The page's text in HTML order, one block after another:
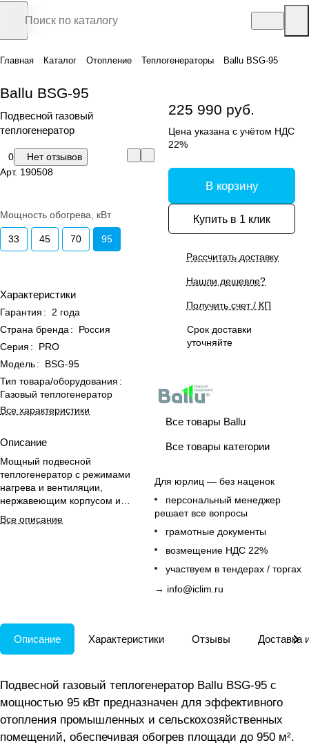
Главная Каталог Отопление Теплогенераторы Ballu BSG-95
Ballu BSG-95
Подвесной газовый
теплогенератор
0
Нет отзывов
Арт. 190508
Мощность обогрева, кВт
33 45 70 95
Характеристики
Гарантия :
2 года
Страна бренда :
Россия
Серия :
PRO
Модель:
BSG-95
Тип товара/оборудования :
Газовый теплогенератор
Все характеристики
Описание
Мощный подвесной
теплогенератор с режимами
нагрева и вентиляции,
нержавеющим корпусом и
защитой IP65 для цехов, складов
и сельхозпомещений.
Все описание
225 990 руб.
Цена указана с учётом НДС
22%
В корзину
Купить в 1 клик
Рассчитать доставку
Нашли дешевле?
Получить счет / КП
Срок доставки
уточняйте
Все товары Ballu
Все товары категории
Для юрлиц — без наценок
персональный менеджер
решает все вопросы
грамотные документы
возмещение НДС 22%
участвуем в тендерах / торгах
→ info@iclim.ru
Описание Характеристики Отзывы Доставка
Подвесной газовый теплогенератор Ballu BSG-95 с
мощностью 95 кВт предназначен для эффективного
отопления промышленных и сельскохозяйственных
помещений, обеспечивая обогрев площади до 950 м².